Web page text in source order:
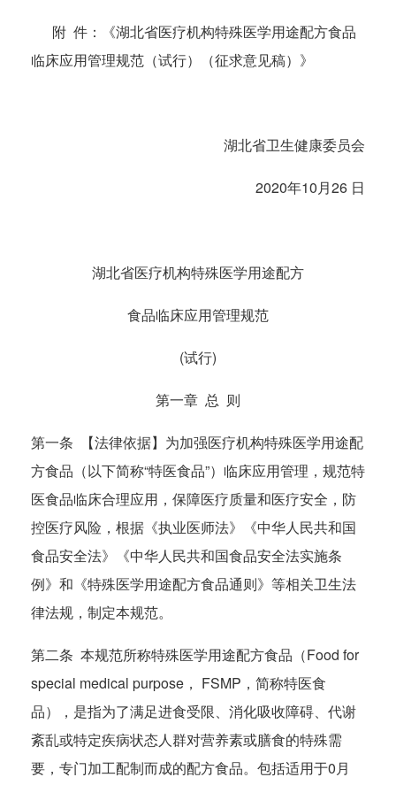
附 件：《湖北省医疗机构特殊医学用途配方食品
临床应用管理规范（试行）（征求意见稿）》
湖北省卫生健康委员会
2020年10月26 日
湖北省医疗机构特殊医学用途配方
食品临床应用管理规范
(试行)
第一章 总 则
第一条 【法律依据】为加强医疗机构特殊医学用途配
方食品（以下简称“特医食品”）临床应用管理，规范特
医食品临床合理应用，保障医疗质量和医疗安全，防
控医疗风险，根据《执业医师法》《中华人民共和国
食品安全法》《中华人民共和国食品安全法实施条
例》和《特殊医学用途配方食品通则》等相关卫生法
律法规，制定本规范。
第二条 本规范所称特殊医学用途配方食品（Food for
special medical purpose， FSMP，简称特医食
品），是指为了满足进食受限、消化吸收障碍、代谢
紊乱或特定疾病状态人群对营养素或膳食的特殊需
要，专门加工配制而成的配方食品。包括适用于0月